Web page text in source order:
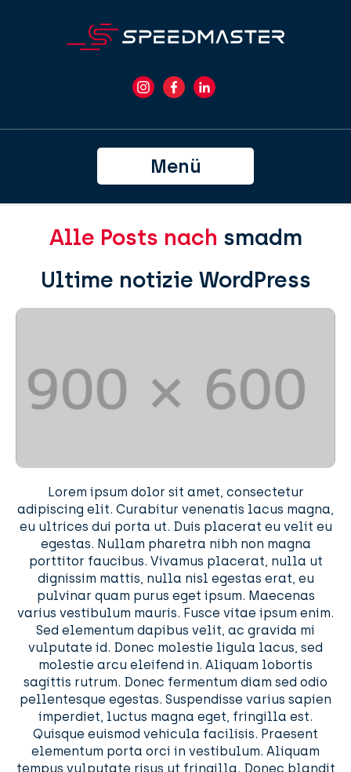
Menü
Alle Posts nach smadm
Ultime notizie WordPress
Lorem ipsum dolor sit amet, consectetur
adipiscing elit. Curabitur venenatis lacus magna,
eu ultrices dui porta ut. Duis placerat eu velit eu
egestas. Nullam pharetra nibh non magna
porttitor faucibus. Vivamus placerat, nulla ut
dignissim mattis, nulla nisl egestas erat, eu
pulvinar quam purus eget ipsum. Maecenas
varius vestibulum mauris. Fusce vitae ipsum enim.
Sed elementum dapibus velit, ac gravida mi
vulputate id. Donec molestie ligula lacus, sed
molestie arcu eleifend in. Aliquam lobortis
sagittis rutrum. Donec fermentum diam sed odio
pellentesque egestas. Suspendisse varius sapien
imperdiet, luctus magna eget, fringilla est.
Quisque euismod vehicula facilisis. Praesent
elementum porta orci in vestibulum. Aliquam
tempus vulputate risus ut fringilla. Donec blandit